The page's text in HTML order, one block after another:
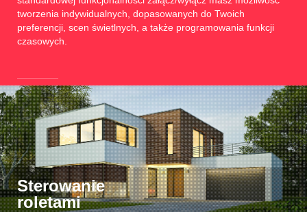
tworzenia indywidualnych, dopasowanych do Twoich
preferencji, scen świetlnych, a także programowania funkcji
czasowych.
Sterowanie
roletami